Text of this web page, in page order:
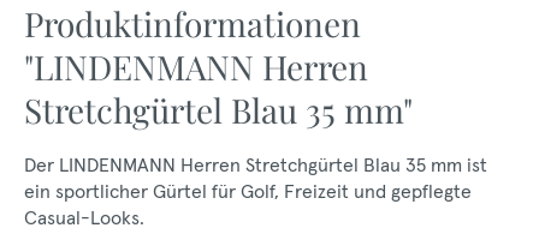
Produktinformationen
"LINDENMANN Herren
Stretchgürtel Blau 35 mm"
Der LINDENMANN Herren Stretchgürtel Blau 35 mm ist
ein sportlicher Gürtel für Golf, Freizeit und gepflegte
Casual-Looks.